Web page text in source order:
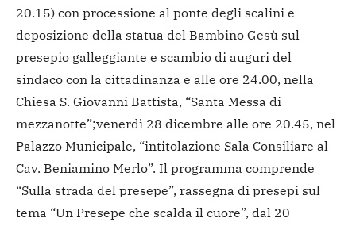
20.15) con processione al ponte degli scalini e
deposizione della statua del Bambino Gesù sul
presepio galleggiante e scambio di auguri del
sindaco con la cittadinanza e alle ore 24.00, nella
Chiesa S. Giovanni Battista, “Santa Messa di
mezzanotte”;venerdì 28 dicembre alle ore 20.45, nel
Palazzo Municipale, “intitolazione Sala Consiliare al
Cav. Beniamino Merlo”. Il programma comprende
“Sulla strada del presepe”, rassegna di presepi sul
tema “Un Presepe che scalda il cuore”, dal 20